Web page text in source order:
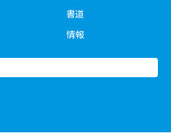
書道
情報